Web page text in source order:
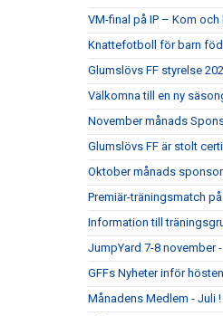
VM-final på IP – Kom
Knattefotboll för barn
Glumslövs FF styrelse
Välkomna till en ny
November månads
Glumslövs FF är stolt
Oktober månads
Premiär-träningsmatch
Information till
JumpYard 7-8 november
GFFs Nyheter inför
Månadens Medlem - Juli !